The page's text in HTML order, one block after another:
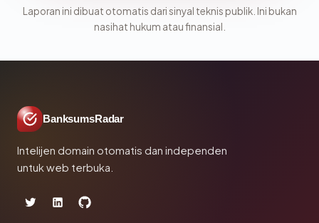
Laporan ini dibuat otomatis dari sinyal teknis publik. Ini bukan
nasihat hukum atau finansial.
BanksumsRadar
Intelijen domain otomatis dan independen
untuk web terbuka.